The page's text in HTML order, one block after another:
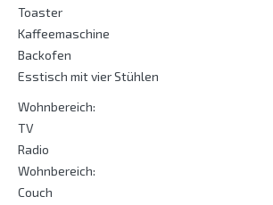
Toaster
Kaffeemaschine
Backofen
Esstisch mit vier Stühlen
Wohnbereich:
TV
Radio
Wohnbereich:
Couch